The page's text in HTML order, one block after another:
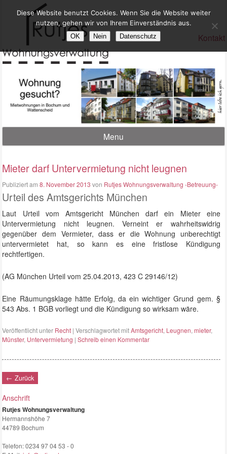
Kontakt
Menu
Mieter darf Untervermietung nicht leugnen
Publiziert am 8. November 2013 von Rutjes Wohnungsverwaltung -Betreuung-
Urteil des Amtsgerichts München
Laut Urteil vom Amtsgericht München darf ein Mieter eine
Untervermietung nicht leugnen. Verneint er wahrheitswidrig
gegenüber dem Vermieter, dass er die Wohnung unberechtigt
untervermietet hat, so kann es eine fristlose Kündigung
rechtfertigen.
(AG München Urteil vom 25.04.2013, 423 C 29146/12)
Eine Räumungsklage hätte Erfolg, da ein wichtiger Grund gem. §
543 Abs. 1 BGB vorliegt und die Kündigung so wirksam wäre.
Veröffentlicht unter Recht | Verschlagwortet mit Amtsgericht, Leugnen,mieter,
Münster, Untervermietung | Schreib einen Kommentar
← Zurück
Anschrift
Rutjes Wohnungsverwaltung
Hermannshöhe 7
44789 Bochum
Telefon:0234 97 04 53 - 0
Diese Website benutzt Cookies. Wenn Sie die Website weiter
nutzen, gehen wir von Ihrem Einverständnis aus.
OK Nein Datenschutz